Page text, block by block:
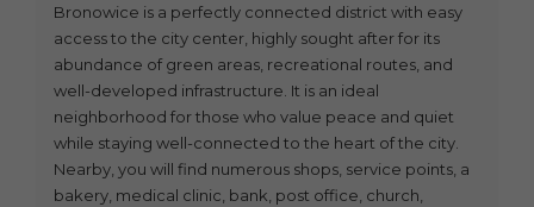
Bronowice is a perfectly connected district with easy
access to the city center, highly sought after for its
abundance of green areas, recreational routes, and
well-developed infrastructure. It is an ideal
neighborhood for those who value peace and quiet
while staying well-connected to the heart of the city.
Nearby, you will find numerous shops, service points, a
bakery, medical clinic, bank, post office, church,